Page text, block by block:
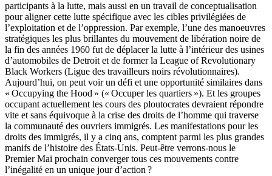
participants à la lutte, mais aussi en un travail de conceptualisation
pour aligner cette lutte spécifique avec les cibles privilégiées de
l’exploitation et de l’oppression. Par exemple, l’une des manoeuvres
stratégiques les plus brillantes du mouvement de libération noire de
la fin des années 1960 fut de déplacer la lutte à l’intérieur des usines
d’automobiles de Detroit et de former la League of Revolutionary
Black Workers (Ligue des travailleurs noirs révolutionnaires).
Aujourd’hui, on peut voir un défi et une opportunité similaires dans
« Occupying the Hood » (« Occuper les quartiers »). Et les groupes
occupant actuellement les cours des ploutocrates devraient répondre
vite et sans équivoque à la crise des droits de l’homme qui traverse
la communauté des ouvriers immigrés. Les manifestations pour les
droits des immigrés, il y a cinq ans, comptent parmi les plus grandes
manifs de l’histoire des États-Unis. Peut-être verrons-nous le
Premier Mai prochain converger tous ces mouvements contre
l’inégalité en un unique jour d’action ?